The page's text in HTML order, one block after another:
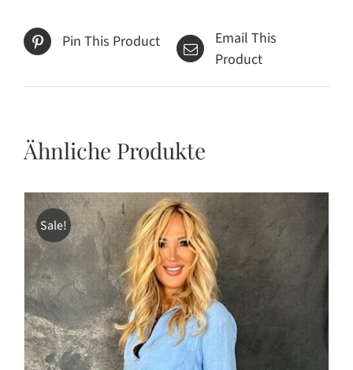
Pin This Product
Email This
Product
Ähnliche Produkte
Sale!